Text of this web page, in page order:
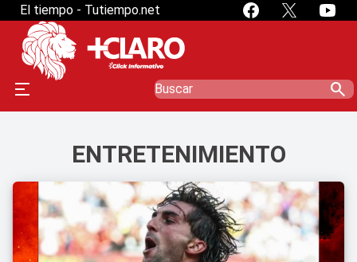
El tiempo - Tutiempo.net
search
ENTRETENIMIENTO